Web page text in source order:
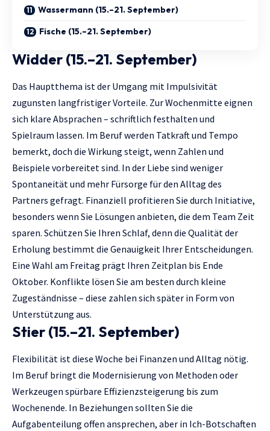
Wassermann (15.–21. September)
Fische (15.–21. September)
Widder (15.–21. September)
Das Hauptthema ist der Umgang mit Impulsivität
zugunsten langfristiger Vorteile. Zur Wochenmitte eignen
sich klare Absprachen – schriftlich festhalten und
Spielraum lassen. Im Beruf werden Tatkraft und Tempo
bemerkt, doch die Wirkung steigt, wenn Zahlen und
Beispiele vorbereitet sind. In der Liebe sind weniger
Spontaneität und mehr Fürsorge für den Alltag des
Partners gefragt. Finanziell profitieren Sie durch Initiative,
besonders wenn Sie Lösungen anbieten, die dem Team Zeit
sparen. Schützen Sie Ihren Schlaf, denn die Qualität der
Erholung bestimmt die Genauigkeit Ihrer Entscheidungen.
Eine Wahl am Freitag prägt Ihren Zeitplan bis Ende
Oktober. Konflikte lösen Sie am besten durch kleine
Zugeständnisse – diese zahlen sich später in Form von
Unterstützung aus.
Stier (15.–21. September)
Flexibilität ist diese Woche bei Finanzen und Alltag nötig.
Im Beruf bringt die Modernisierung von Methoden oder
Werkzeugen spürbare Effizienzsteigerung bis zum
Wochenende. In Beziehungen sollten Sie die
Aufgabenteilung offen ansprechen, aber in Ich-Botschaften